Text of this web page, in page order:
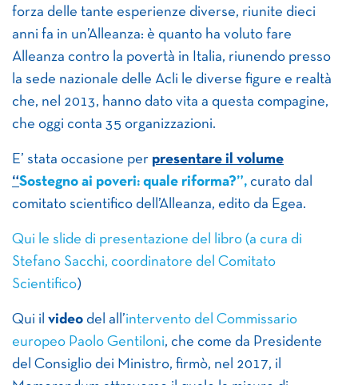
forza delle tante esperienze diverse, riunite dieci
anni fa in un’Alleanza: è quanto ha voluto fare
Alleanza contro la povertà in Italia, riunendo presso
la sede nazionale delle Acli le diverse figure e realtà
che, nel 2013, hanno dato vita a questa compagine,
che oggi conta 35 organizzazioni.
E’ stata occasione per presentare il volume
“Sostegno ai poveri: quale riforma?”, curato dal
comitato scientifico dell’Alleanza, edito da Egea.
Qui le slide di presentazione del libro (a cura di
Stefano Sacchi, coordinatore del Comitato
Scientifico)
Qui il video del all’intervento del Commissario
europeo Paolo Gentiloni, che come da Presidente
del Consiglio dei Ministro, firmò, nel 2017, il